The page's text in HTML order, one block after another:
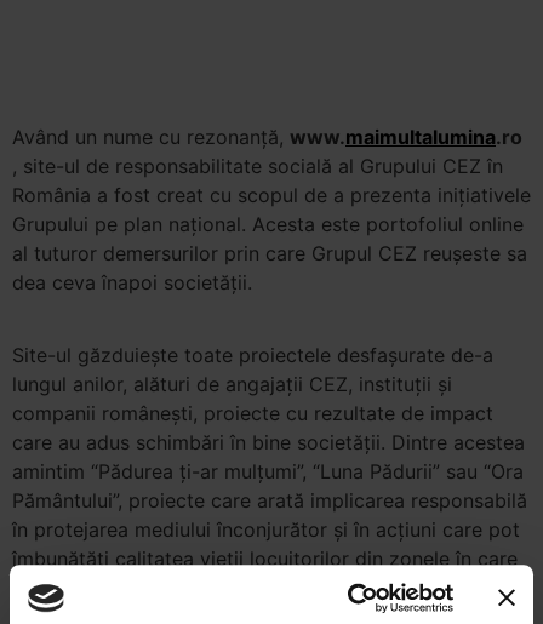
Având un nume cu rezonanţă, www.maimultalumina.ro
, site-ul de responsabilitate socială al Grupului CEZ în
România a fost creat cu scopul de a prezenta iniţiativele
Grupului pe plan naţional. Acesta este portofoliul online
al tuturor demersurilor prin care Grupul CEZ reuşeste sa
dea ceva înapoi societăţii.
Site-ul găzduieşte toate proiectele desfaşurate de-a
lungul anilor, alături de angajaţii CEZ, instituţii şi
companii româneşti, proiecte cu rezultate de impact
care au adus schimbări în bine societăţii. Dintre acestea
amintim “Pădurea ţi-ar mulţumi”, “Luna Pădurii” sau “Ora
Pământului”, proiecte care arată implicarea responsabilă
în protejarea mediului înconjurător şi în acţiuni care pot
îmbunătăţi calitatea vieţii locuitorilor din zonele în care
activează Grupul CEZ în România.